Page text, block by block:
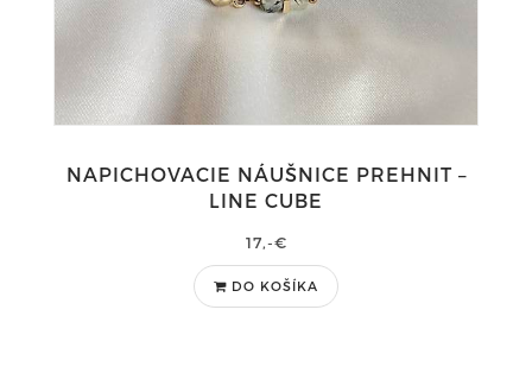
NAPICHOVACIE NÁUŠNICE PREHNIT –
LINE CUBE
17,-€
DO KOŠÍKA